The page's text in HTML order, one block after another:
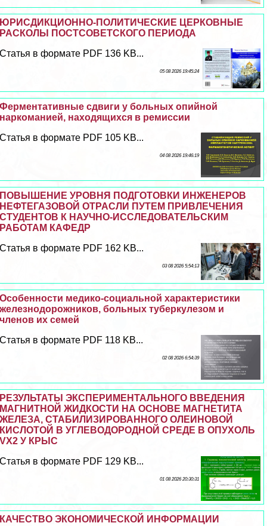
ЮРИСДИКЦИОННО-ПОЛИТИЧЕСКИЕ ЦЕРКОВНЫЕ
РАСКОЛЫ ПОСТСОВЕТСКОГО ПЕРИОДА
Статья в формате PDF 136 KB...
05 08 2026 19:45:24
Ферментативные сдвиги у больных опийной
наркоманией, находящихся в ремиссии
Статья в формате PDF 105 KB...
04 08 2026 19:46:19
ПОВЫШЕНИЕ УРОВНЯ ПОДГОТОВКИ ИНЖЕНЕРОВ
НЕФТЕГАЗОВОЙ ОТРАСЛИ ПУТЕМ ПРИВЛЕЧЕНИЯ
СТУДЕНТОВ К НАУЧНО-ИССЛЕДОВАТЕЛЬСКИМ
РАБОТАМ КАФЕДР
Статья в формате PDF 162 KB...
03 08 2026 5:54:13
Особенности медико-социальной хаpaктеристики
железнодорожников, больных туберкулезом и
члeнов их семей
Статья в формате PDF 118 KB...
02 08 2026 6:54:39
РЕЗУЛЬТАТЫ ЭКСПЕРИМЕНТАЛЬНОГО ВВЕДЕНИЯ
МАГНИТНОЙ ЖИДКОСТИ НА ОСНОВЕ МАГНЕТИТА
ЖЕЛЕЗА, СТАБИЛИЗИРОВАННОГО ОЛЕИНОВОЙ
КИСЛОТОЙ В УГЛЕВОДОРОДНОЙ СРЕДЕ В ОПУХОЛЬ
VX2 У КРЫС
Статья в формате PDF 129 KB...
01 08 2026 20:30:31
КАЧЕСТВО ЭКОНОМИЧЕСКОЙ ИНФОРМАЦИИ